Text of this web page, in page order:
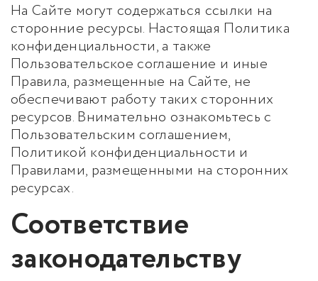
На Сайте могут содержаться ссылки на
сторонние ресурсы. Настоящая Политика
конфиденциальности, а также
Пользовательское соглашение и иные
Правила, размещенные на Сайте, не
обеспечивают работу таких сторонних
ресурсов. Внимательно ознакомьтесь с
Пользовательским соглашением,
Политикой конфиденциальности и
Правилами, размещенными на сторонних
ресурсах.
Соответствие
законодательству